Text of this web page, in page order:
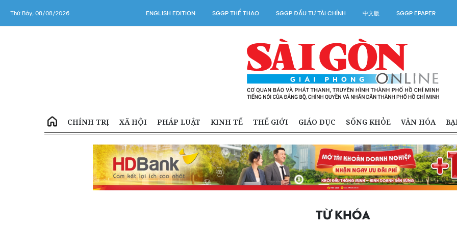
Thứ Bảy, 08/08/2026 ENGLISH EDITION SGGP THỂ THAO SGGP ĐẦU TƯ TÀI CHÍNH 中文版 SGGP EPAPER
CHÍNH TRỊ XÃ HỘI PHÁP LUẬT KINH TẾ THẾ GIỚI GIÁO DỤC SỐNG KHỎE VĂN HÓA
TỪ KHÓA